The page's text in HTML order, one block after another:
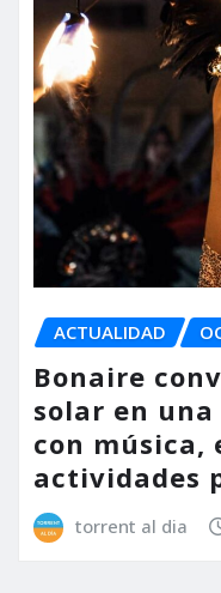
ACTUALIDAD
Bonaire
solar en
con música,
actividades
torrent al dia